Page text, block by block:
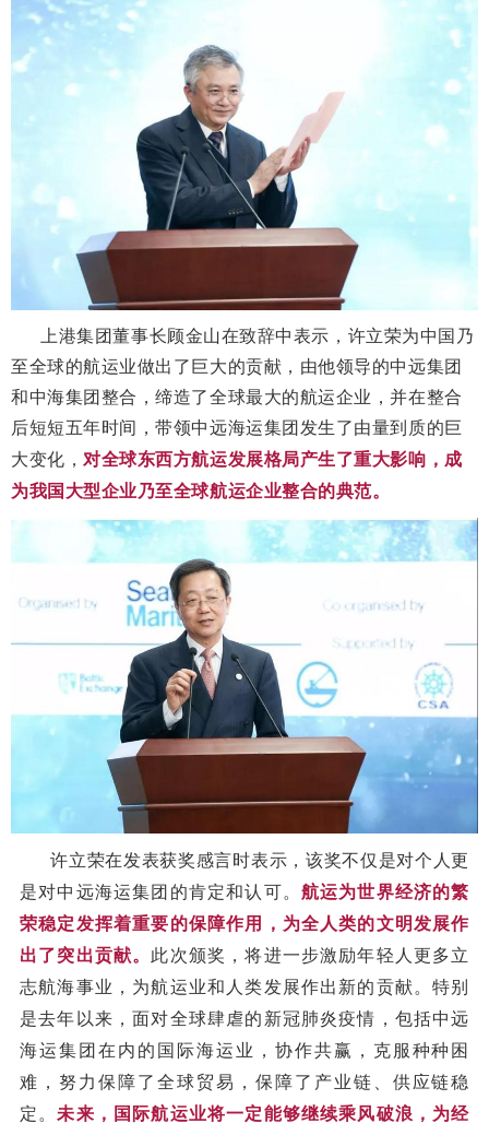
上港集团董事长顾金山在致辞中表示，许立荣为中国乃
至全球的航运业做出了巨大的贡献，由他领导的中远集团
和中海集团整合，缔造了全球最大的航运企业，并在整合
后短短五年时间，带领中远海运集团发生了由量到质的巨
大变化， 对全球东西方航运发展格局产生了重大影响，成
为我国大型企业乃至全球航运企业整合的典范。
许立荣在发表获奖感言时表示，该奖不仅是对个人更
是对中远海运集团的肯定和认可。 航运为世界经济的繁
荣稳定发挥着重要的保障作用，为全人类的文明发展作
出了突出贡献。 此次颁奖，将进一步激励年轻人更多立
志航海事业，为航运业和人类发展作出新的贡献。特别
是去年以来，面对全球肆虐的新冠肺炎疫情，包括中远
海运集团在内的国际海运业，协作共赢，克服种种困
难，努力保障了全球贸易，保障了产业链、供应链稳
定。未来，国际航运业将一定能够继续乘风破浪，为经